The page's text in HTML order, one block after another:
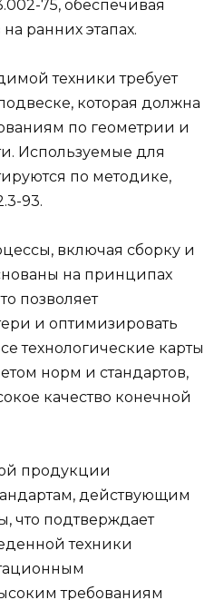
75, обеспечивая
ранних этапах.
техники требует
которая должна
по геометрии и
Используемые для
по методике,
93.
включая сборку и
на принципах
позволяет
и оптимизировать
технологические карты
норм и стандартов,
качество конечной
продукции
действующим
что подтверждает
техники
требованиям